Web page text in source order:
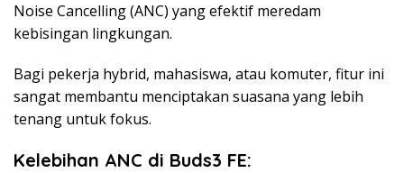
Noise Cancelling (ANC) yang efektif meredam
kebisingan lingkungan.
Bagi pekerja hybrid, mahasiswa, atau komuter, fitur ini
sangat membantu menciptakan suasana yang lebih
tenang untuk fokus.
Kelebihan ANC di Buds3 FE: